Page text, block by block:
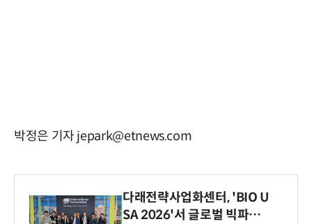
박정은 기자 jepark@etnews.com
다래전략사업화센터, 'BIO U
SA 2026'서 글로벌 빅파마